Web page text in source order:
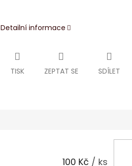
Detailní informace
TISK ZEPTAT SE SDÍLET
100 Kč / ks